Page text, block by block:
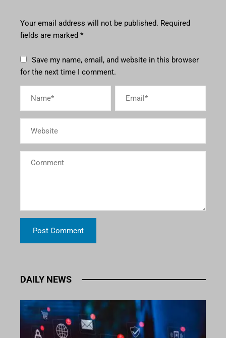
Your email address will not be published. Required
fields are marked *
Save my name, email, and website in this browser
for the next time I comment.
DAILY NEWS